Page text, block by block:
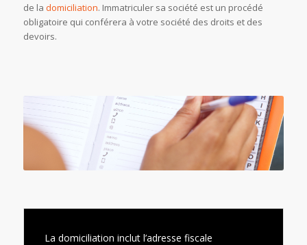
de la domiciliation. Immatriculer sa société est un procédé
obligatoire qui conférera à votre société des droits et des
devoirs.
La domiciliation inclut l’adresse fiscale